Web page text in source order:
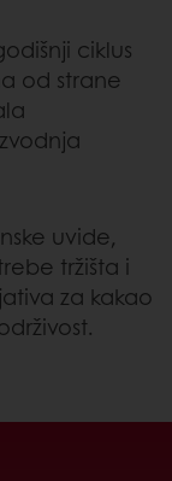
ciklus
od strane
uvide,
tržišta i
za kakao